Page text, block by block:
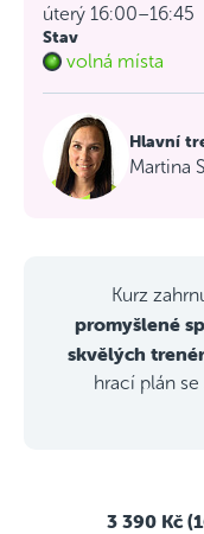
úterý 16:00–16:45
Stav
volná místa
Hlavní
Martina
Kurz
promyšlené
skvělých
hrací plán
3 390 Kč